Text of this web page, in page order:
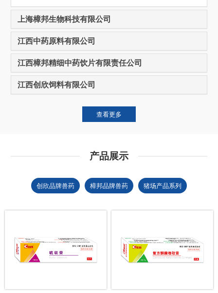
上海樟邦生物科技有限公司
江西中药原料有限公司
江西樟邦精细中药饮片有限责任公司
江西创欣饲料有限公司
查看更多
产品展示
创欣品牌兽药 樟邦品牌兽药 猪场产品系列